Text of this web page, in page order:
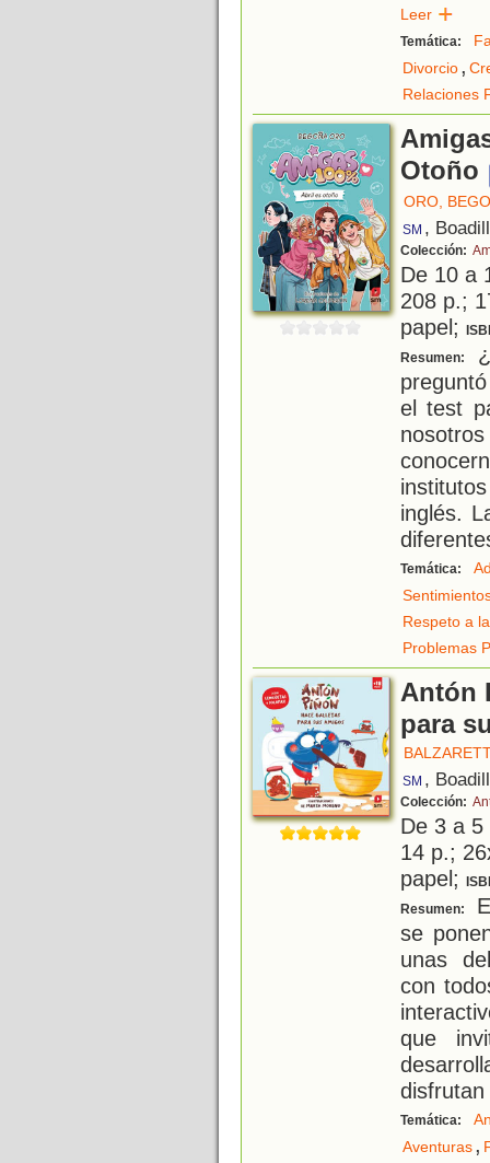
Leer
Temática:
Divorcio,
Relaciones
Otoño
ORO,
SM ,
Colección:
De 10 a
208 p.;
papel;
Resumen:
el test
inglés.
Temática:
Respeto a
Problemas
Antón
para
SM ,
Colección:
De 3 a
14 p.;
papel;
Resumen:
se
unas
con
que
Temática:
Aventuras,